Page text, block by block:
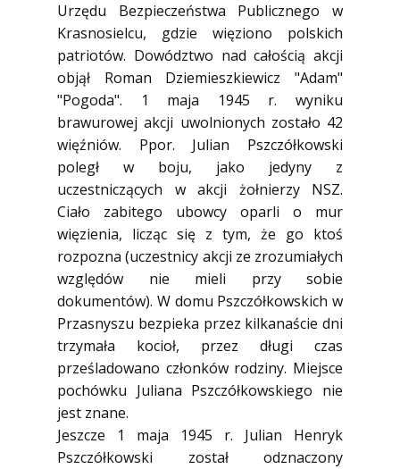
Urzędu Bezpieczeństwa Publicznego w
Krasnosielcu, gdzie więziono polskich
patriotów. Dowództwo nad całością akcji
objął Roman Dziemieszkiewicz "Adam"
"Pogoda". 1 maja 1945 r. wyniku
brawurowej akcji uwolnionych zostało 42
więźniów. Ppor. Julian Pszczółkowski
poległ w boju, jako jedyny z
uczestniczących w akcji żołnierzy NSZ.
Ciało zabitego ubowcy oparli o mur
więzienia, licząc się z tym, że go ktoś
rozpozna (uczestnicy akcji ze zrozumiałych
względów nie mieli przy sobie
dokumentów). W domu Pszczółkowskich w
Przasnyszu bezpieka przez kilkanaście dni
trzymała kocioł, przez długi czas
prześladowano członków rodziny. Miejsce
pochówku Juliana Pszczółkowskiego nie
jest znane.
Jeszcze 1 maja 1945 r. Julian Henryk
Pszczółkowski został odznaczony